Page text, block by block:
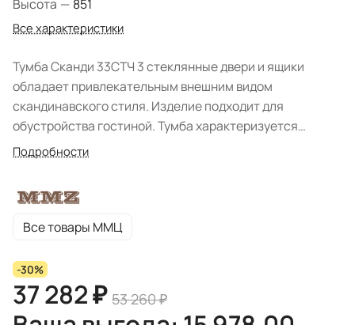
Высота — 851
Все характеристики
Тумба Сканди 33СТЧ 3 стеклянные двери и ящики
обладает привлекательным внешним видом
скандинавского стиля. Изделие подходит для
обустройства гостиной. Тумба характеризуется
неброской элегантностью, строгими линиями и
полками, тремя выдвижными ящиками. Материал
производства - качественный массив сосны.
ММЦ реализовала модуль в цвете: "Белый воск/антик",
"Серый воск/антик". Фурнитура: шариковые
направляющие фирмы Хефеле. Внутренние стенки
Подробности
Все товары ММЦ
-30%
37 282 ₽ 53 260 ₽